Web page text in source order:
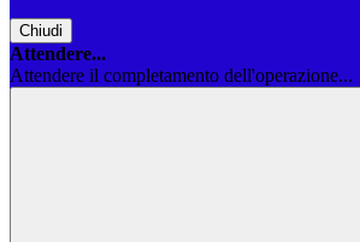
Chiudi
Attendere...
Attendere il completamento dell'operazione...